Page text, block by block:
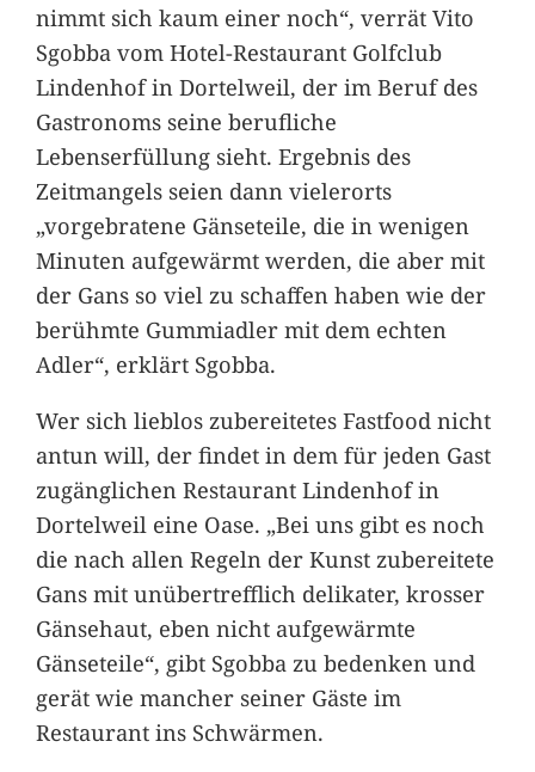
nimmt sich kaum einer noch“, verrät Vito
Sgobba vom Hotel-Restaurant Golfclub
Lindenhof in Dortelweil, der im Beruf des
Gastronoms seine berufliche
Lebenserfüllung sieht. Ergebnis des
Zeitmangels seien dann vielerorts
„vorgebratene Gänseteile, die in wenigen
Minuten aufgewärmt werden, die aber mit
der Gans so viel zu schaffen haben wie der
berühmte Gummiadler mit dem echten
Adler“, erklärt Sgobba.
Wer sich lieblos zubereitetes Fastfood nicht
antun will, der findet in dem für jeden Gast
zugänglichen Restaurant Lindenhof in
Dortelweil eine Oase. „Bei uns gibt es noch
die nach allen Regeln der Kunst zubereitete
Gans mit unübertrefflich delikater, krosser
Gänsehaut, eben nicht aufgewärmte
Gänseteile“, gibt Sgobba zu bedenken und
gerät wie mancher seiner Gäste im
Restaurant ins Schwärmen.